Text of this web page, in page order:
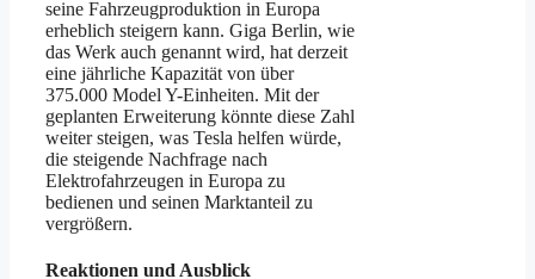
seine Fahrzeugproduktion in Europa
erheblich steigern kann. Giga Berlin, wie
das Werk auch genannt wird, hat derzeit
eine jährliche Kapazität von über
375.000 Model Y-Einheiten. Mit der
geplanten Erweiterung könnte diese Zahl
weiter steigen, was Tesla helfen würde,
die steigende Nachfrage nach
Elektrofahrzeugen in Europa zu
bedienen und seinen Marktanteil zu
vergrößern.
Reaktionen und Ausblick